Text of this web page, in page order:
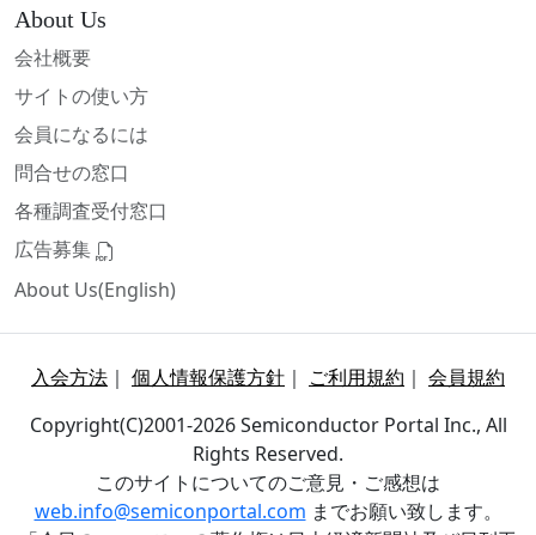
About Us
会社概要
サイトの使い方
会員になるには
問合せの窓口
各種調査受付窓口
広告募集
About Us(English)
入会方法 ｜ 個人情報保護方針 ｜ ご利用規約 ｜ 会員規約
Copyright(C)2001-2026 Semiconductor Portal Inc., All
Rights Reserved.
このサイトについてのご意見・ご感想は
web.info@semiconportal.com までお願い致します。